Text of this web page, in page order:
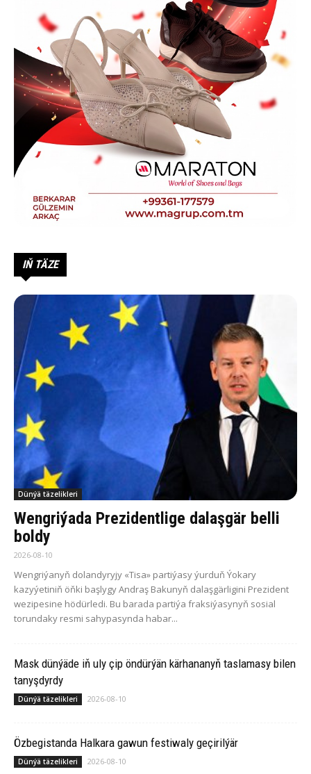
IŇ TÄZE
Dünýä täzelikleri
Wengriýada Prezidentlige dalaşgär belli
boldy
2026-08-10
Wengriýanyň dolandyryjy «Tisa» partiýasy ýurduň Ýokary
kazyýetiniň öňki başlygy Andraş Bakunyň dalaşgärligini Prezident
wezipesine hödürledi. Bu barada partiýa fraksiýasynyň sosial
torundaky resmi sahypasynda habar...
Mask dünýäde iň uly çip öndürýän kärhananyň taslamasy bilen
tanyşdyrdy
Dünýä täzelikleri 2026-08-10
Özbegistanda Halkara gawun festiwaly geçirilýär
Dünýä täzelikleri 2026-08-10